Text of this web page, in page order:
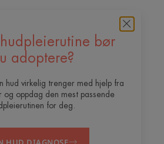
bør
adoptere?
hud virkelig trenger med hjelp fra
og oppdag den mest passende
for deg.
Om oss
Ofte stilte